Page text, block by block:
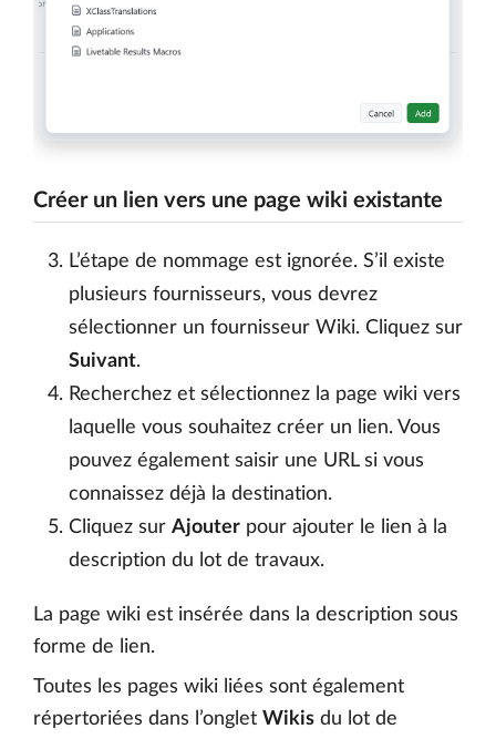
Créer un lien vers une page wiki existante
L’étape de nommage est ignorée. S’il existe
plusieurs fournisseurs, vous devrez
sélectionner un fournisseur Wiki. Cliquez sur
Suivant.
Recherchez et sélectionnez la page wiki vers
laquelle vous souhaitez créer un lien. Vous
pouvez également saisir une URL si vous
connaissez déjà la destination.
Cliquez sur Ajouter pour ajouter le lien à la
description du lot de travaux.
La page wiki est insérée dans la description sous
forme de lien.
Toutes les pages wiki liées sont également
répertoriées dans l’onglet Wikis du lot de